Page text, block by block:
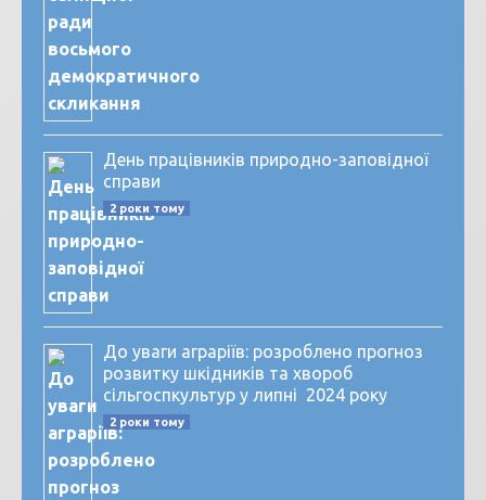
День працівників природно-заповідної
справи
2 роки тому
До уваги аграріїв: розроблено прогноз
розвитку шкідників та хвороб
сільгоспкультур у липні 2024 року
2 роки тому